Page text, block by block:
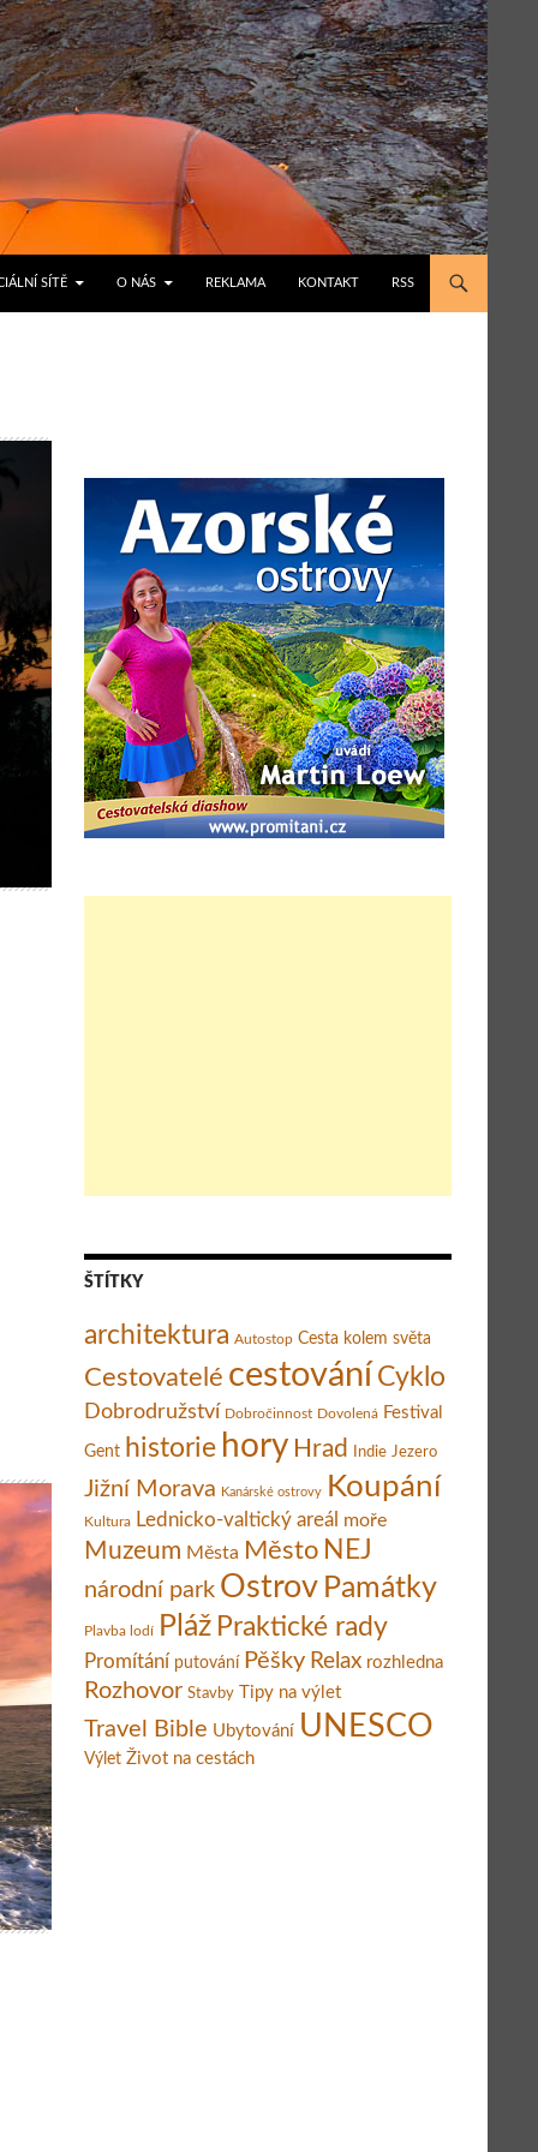
SÍTĚ O NÁS REKLAMA KONTAKT RSS
poznávání skutečného ráje na ostrově La Palma na
ŠTÍTKY
architektura Autostop Cesta kolem světa
Cestovatelé cestování Cyklo
Dobrodružství Dobročinnost Dovolená Festival
Gent historie hory Hrad Indie Jezero
Jižní Morava Kanárské ostrovy Koupání
Kultura Lednicko-valtický areál moře
Muzeum Města Město NEJ
národní park Ostrov Památky
Plavba lodí Pláž Praktické rady
Promítání putování Pěšky Relax rozhledna
Rozhovor Stavby Tipy na výlet
Travel Bible Ubytování UNESCO
Výlet Život na cestách